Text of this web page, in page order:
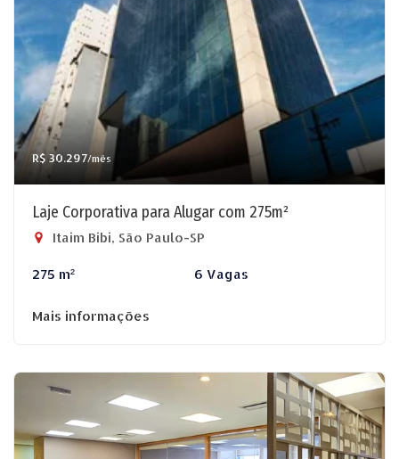
R$ 30.297/mês
Laje Corporativa para Alugar com 275m²
Itaim Bibi, São Paulo-SP
275 m² 6 Vagas
Mais informações